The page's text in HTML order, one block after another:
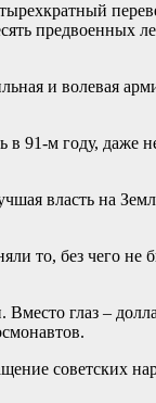
предвоенных
и волевая
91-м году, даже
власть на
то, без чего не
Вместо глаз –
советских